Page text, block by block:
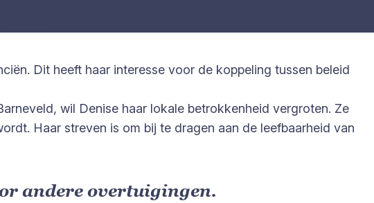
Dit heeft haar interesse voor de koppeling tussen beleid
wil Denise haar lokale betrokkenheid vergroten. Ze
Haar streven is om bij te dragen aan de leefbaarheid van
andere overtuigingen.